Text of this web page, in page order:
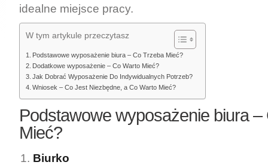
idealne miejsce pracy.
W tym artykule przeczytasz
Podstawowe wyposażenie biura – Co Trzeba Mieć?
Dodatkowe wyposażenie – Co Warto Mieć?
Jak Dobrać Wyposażenie Do Indywidualnych Potrzeb?
Wniosek – Co Jest Niezbędne, a Co Warto Mieć?
Podstawowe wyposażenie biura –
Mieć?
Biurko